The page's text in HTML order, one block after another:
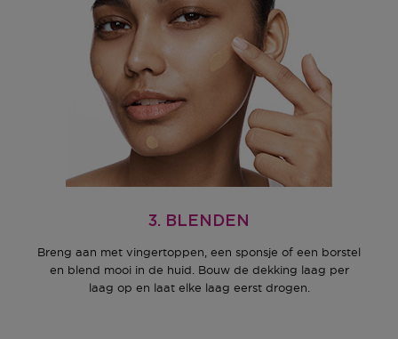
3. BLENDEN
Breng aan met vingertoppen, een sponsje of een borstel
en blend mooi in de huid. Bouw de dekking laag per
laag op en laat elke laag eerst drogen.